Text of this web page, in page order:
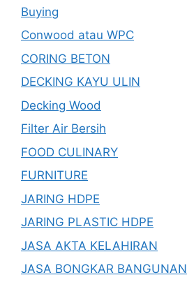
Buying
Conwood atau WPC
CORING BETON
DECKING KAYU ULIN
Decking Wood
Filter Air Bersih
FOOD CULINARY
FURNITURE
JARING HDPE
JARING PLASTIC HDPE
JASA AKTA KELAHIRAN
JASA BONGKAR BANGUNAN